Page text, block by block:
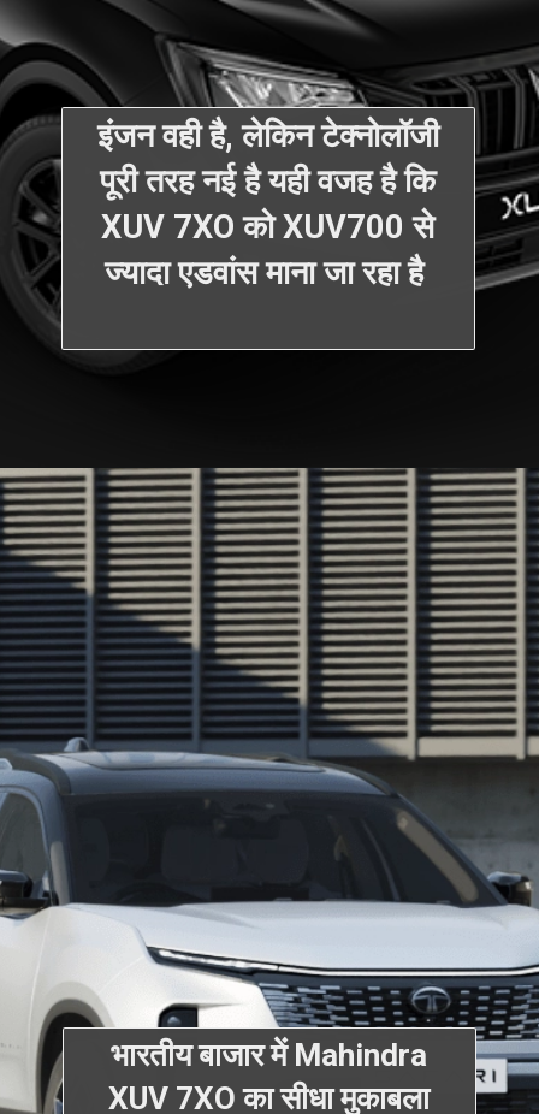
इंजन वही है, लेकिन टेक्नोलॉजी
पूरी तरह नई है यही वजह है कि
XUV 7XO को XUV700 से
ज्यादा एडवांस माना जा रहा है
Opening https://samachardose.com/new-mahindra-xuv-7xo-features/
भारतीय बाजार में Mahindra
XUV 7XO का सीधा मुकाबला